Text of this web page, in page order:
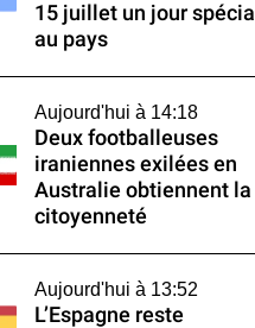
15 juillet un jour spécial
au pays
Aujourd'hui à 14:18
Deux footballeuses
iraniennes exilées en
Australie obtiennent la
citoyenneté
Aujourd'hui à 13:52
L’Espagne reste